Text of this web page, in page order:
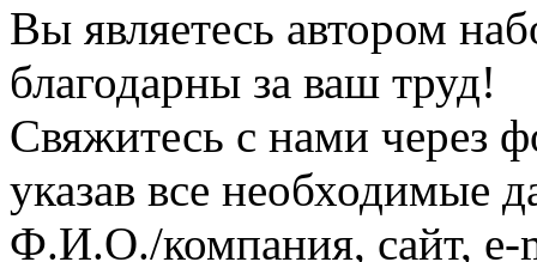
Вы являетесь автором
благодарны за ваш труд!
Свяжитесь с нами через
указав все необходимые
Ф.И.О./компания, сайт, e-